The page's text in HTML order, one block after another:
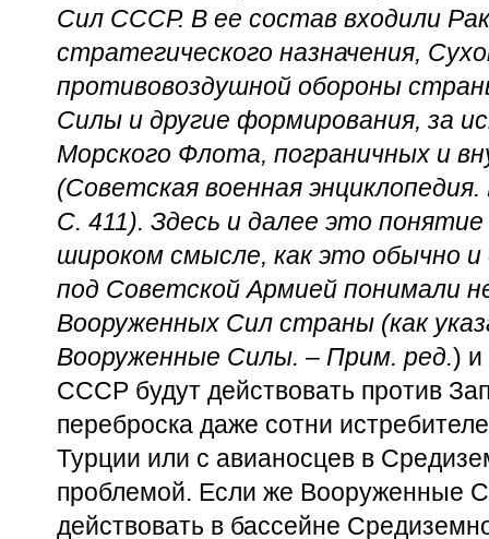
Сил СССР. В ее состав входили
стратегического назначения,
противовоздушной обороны
Силы и другие формирования, за
Морского Флота, пограничных и
(Советская военная
С. 411). Здесь и далее это
широком смысле, как это обычно и
под Советской Армией понимали
Вооруженных Сил страны (как
Вооруженные Силы. – Прим. ред.)
СССР будут действовать против
переброска даже сотни
Турции или с авианосцев в
проблемой. Если же Вооруженные
действовать в бассейне